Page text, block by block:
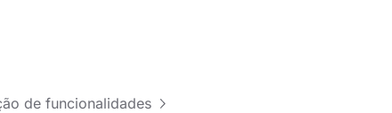
de funcionalidades